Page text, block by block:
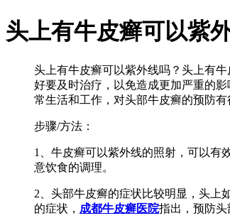
头上有牛皮癣可以紫
头上有牛皮癣可以紫外线吗？头上有
好要及时治疗，以免造成更加严重的
常生活和工作，对头部牛皮癣的预防有
步骤/方法：
1、牛皮癣可以紫外线的照射，可以有
意饮食的调理。
2、头部牛皮癣的症状比较明显，头上
的症状， 成都牛皮癣医院指出，预防头